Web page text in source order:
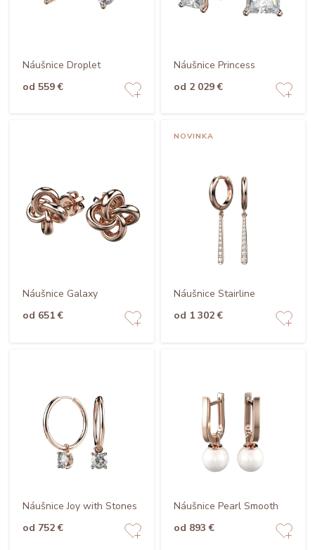
Náušnice Droplet
od 559 €
Náušnice Princess
od 2 029 €
Náušnice Galaxy
od 651 €
NOVINKA
Náušnice Stairline
od 1 302 €
Náušnice Joy with Stones
od 752 €
Náušnice Pearl Smooth
od 893 €